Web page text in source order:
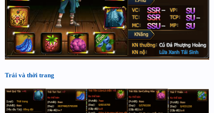
Trái và thời trang